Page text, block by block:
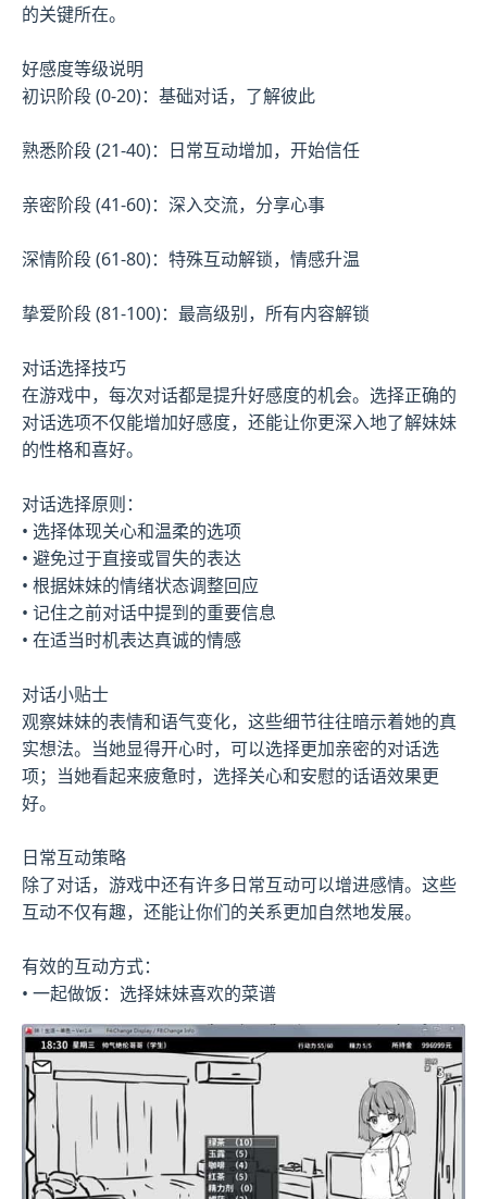
的关键所在。
好感度等级说明
初识阶段 (0-20)：基础对话，了解彼此
熟悉阶段 (21-40)：日常互动增加，开始信任
亲密阶段 (41-60)：深入交流，分享心事
深情阶段 (61-80)：特殊互动解锁，情感升温
挚爱阶段 (81-100)：最高级别，所有内容解锁
对话选择技巧
在游戏中，每次对话都是提升好感度的机会。选择正确的
对话选项不仅能增加好感度，还能让你更深入地了解妹妹
的性格和喜好。
对话选择原则：
• 选择体现关心和温柔的选项
• 避免过于直接或冒失的表达
• 根据妹妹的情绪状态调整回应
• 记住之前对话中提到的重要信息
• 在适当时机表达真诚的情感
对话小贴士
观察妹妹的表情和语气变化，这些细节往往暗示着她的真
实想法。当她显得开心时，可以选择更加亲密的对话选
项；当她看起来疲惫时，选择关心和安慰的话语效果更
好。
日常互动策略
除了对话，游戏中还有许多日常互动可以增进感情。这些
互动不仅有趣，还能让你们的关系更加自然地发展。
有效的互动方式：
• 一起做饭：选择妹妹喜欢的菜谱